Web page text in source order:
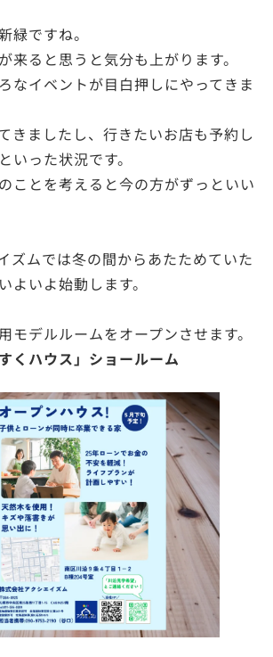
緑ですね。
来ると思うと気分も上がります。
なイベントが目白押しにやってきま
きましたし、行きたいお店も予約し
いった状況です。
ことを考えると今の方がずっといい
ズムでは冬の間からあたためていた
よいよ始動します。
モデルルームをオープンさせます。
くハウス」ショールーム